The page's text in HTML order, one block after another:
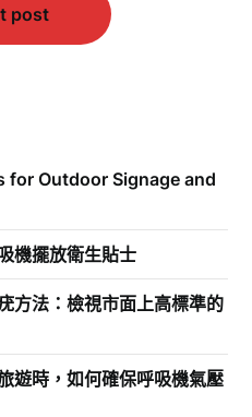
post
for Outdoor Signage and
機擺放衛生貼士
方法：檢視市面上高標準的
遊時，如何確保呼吸機氣壓